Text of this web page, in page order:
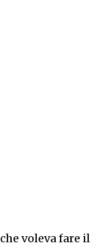
voleva fare il